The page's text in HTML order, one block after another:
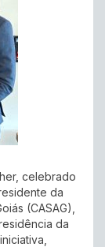
celebrado
da
(CASAG),
da